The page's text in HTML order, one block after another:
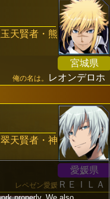
天賢者・熊
宮城県
俺の名は。 レオンデロホ
天賢者・神
愛媛県
レペゼン愛媛 ＲＥＩＬＡ